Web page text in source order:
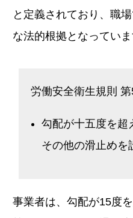
と定義されており、職
な法的根拠となっていま
労働安全衛生規則
勾配が十五度を超
その他の滑止めを
事業者は、勾配が15度